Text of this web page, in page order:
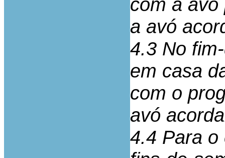
a avó
4.3 No
em casa
com o
avó
4.4 Para o